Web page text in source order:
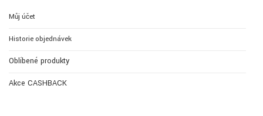
Můj účet
Historie objednávek
Oblíbené produkty
Akce CASHBACK